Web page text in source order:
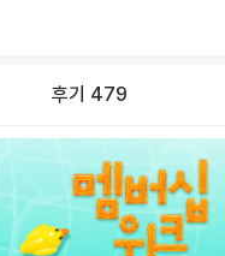
후기 479